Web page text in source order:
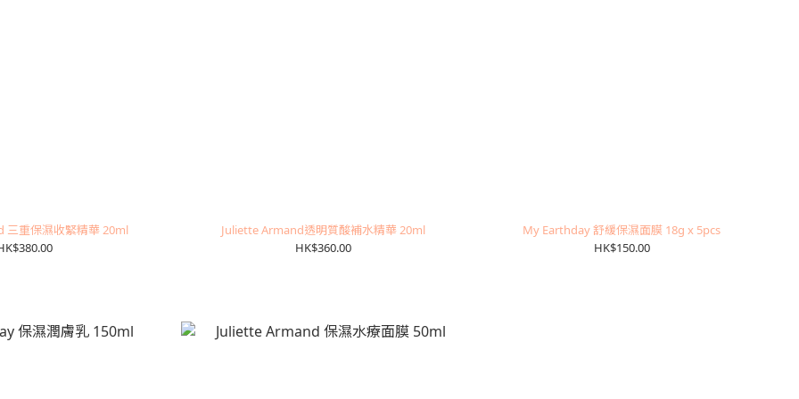
三重保濕收緊精華 20ml
Juliette Armand透明質酸補水精華 20ml
HK$360.00
My Earthday 舒緩保濕面膜 18g x 5pcs
HK$150.00